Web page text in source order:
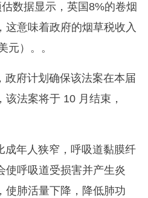
数据显示，英国8%的卷烟
这意味着政府的烟草税收入
元）。。
政府计划确保该法案在本届
法案将于 10 月结束，
成年人狭窄，呼吸道黏膜纤
使呼吸道受损害并产生炎
使肺活量下降，降低肺功